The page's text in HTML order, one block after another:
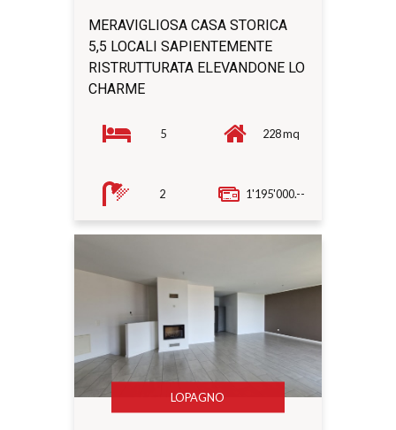
MERAVIGLIOSA CASA STORICA
5,5 LOCALI SAPIENTEMENTE
RISTRUTTURATA ELEVANDONE LO
CHARME
1'195'000.--
5 228 mq
2
LOPAGNO